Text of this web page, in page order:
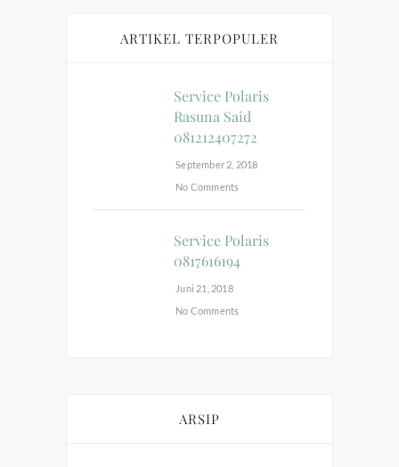
ARTIKEL TERPOPULER
Service Polaris
Rasuna Said
081212407272
September 2, 2018
No Comments
Service Polaris
0817616194
Juni 21, 2018
No Comments
ARSIP